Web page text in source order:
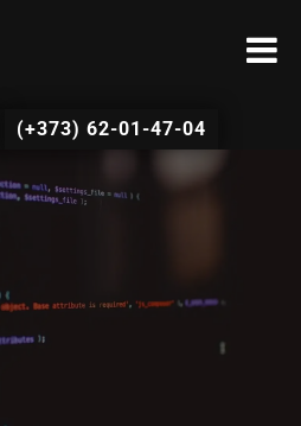
(+373) 62-01-47-04